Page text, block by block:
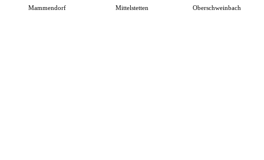
Mammendorf Mittelstetten Oberschweinbach